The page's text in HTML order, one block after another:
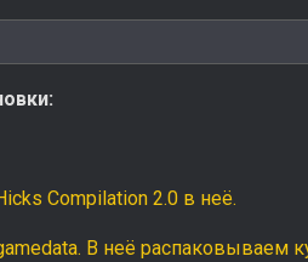
Compilation 2.0 в неё.
В неё распаковываем